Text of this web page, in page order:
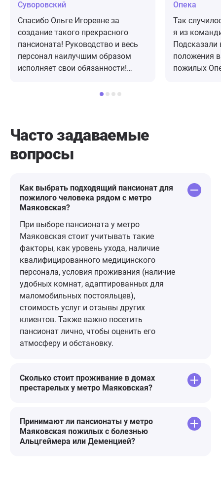
Суворовский
Спасибо Ольге Игоревне за
создание такого прекрасного
пансионата! Руководство и весь
персонал наилучшим образом
исполняет свои обязанности!
Опека
Так
я из
Подсказали
положения
пожилых
создают
пансионате
Часто задаваемые
вопросы
Как выбрать подходящий пансионат для
пожилого человека рядом с метро
Маяковская?
При выборе пансионата у метро
Маяковская стоит учитывать такие
факторы, как уровень ухода, наличие
квалифицированного медицинского
персонала, условия проживания (наличие
удобных комнат, адаптированных для
маломобильных постояльцев),
стоимость услуг и отзывы других
клиентов. Также важно посетить
пансионат лично, чтобы оценить его
атмосферу и обстановку.
Сколько стоит проживание в домах
престарелых у метро Маяковская?
Принимают ли пансионаты у метро
Маяковская пожилых с болезнью
Альцгеймера или Деменцией?